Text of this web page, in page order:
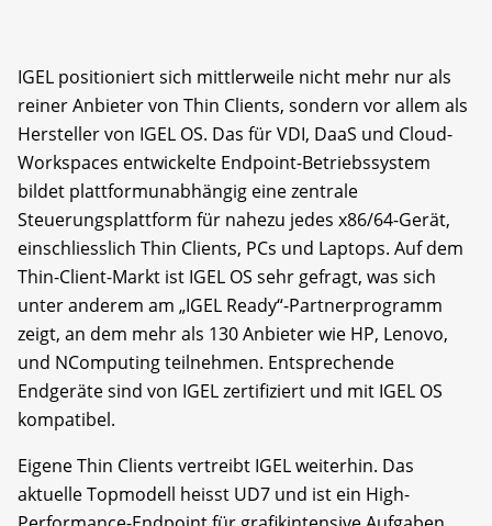
IGEL positioniert sich mittlerweile nicht mehr nur als
reiner Anbieter von Thin Clients, sondern vor allem als
Hersteller von IGEL OS. Das für VDI, DaaS und Cloud-
Workspaces entwickelte Endpoint-Betriebssystem
bildet plattformunabhängig eine zentrale
Steuerungsplattform für nahezu jedes x86/64-Gerät,
einschliesslich Thin Clients, PCs und Laptops. Auf dem
Thin-Client-Markt ist IGEL OS sehr gefragt, was sich
unter anderem am „IGEL Ready“-Partnerprogramm
zeigt, an dem mehr als 130 Anbieter wie HP, Lenovo,
und NComputing teilnehmen. Entsprechende
Endgeräte sind von IGEL zertifiziert und mit IGEL OS
kompatibel.
Eigene Thin Clients vertreibt IGEL weiterhin. Das
aktuelle Topmodell heisst UD7 und ist ein High-